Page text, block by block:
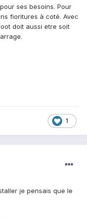
ses besoins. Pour
fioritures à coté. Avec
doit aussi etre soit
1
je pensais que le